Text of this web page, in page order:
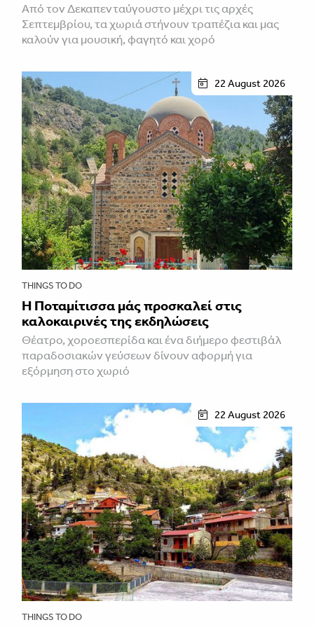
Από τον Δεκαπενταύγουστο μέχρι τις αρχές
Σεπτεμβρίου, τα χωριά στήνουν τραπέζια και μας
καλούν για μουσική, φαγητό και χορό
22 August 2026
THINGS TO DO
Η Ποταμίτισσα μάς προσκαλεί στις
καλοκαιρινές της εκδηλώσεις
Θέατρο, χοροεσπερίδα και ένα διήμερο φεστιβάλ
παραδοσιακών γεύσεων δίνουν αφορμή για
εξόρμηση στο χωριό
22 August 2026
THINGS TO DO